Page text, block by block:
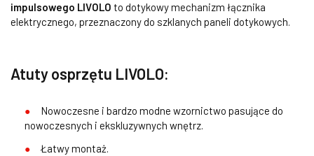
impulsowego LIVOLO to dotykowy mechanizm łącznika
elektrycznego, przeznaczony do szklanych paneli dotykowych.
Atuty osprzętu LIVOLO:
Nowoczesne i bardzo modne wzornictwo pasujące do
nowoczesnych i ekskluzywnych wnętrz.
Łatwy montaż.